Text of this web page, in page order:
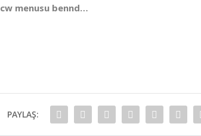
cw menusu bennd…
PAYLAŞ: